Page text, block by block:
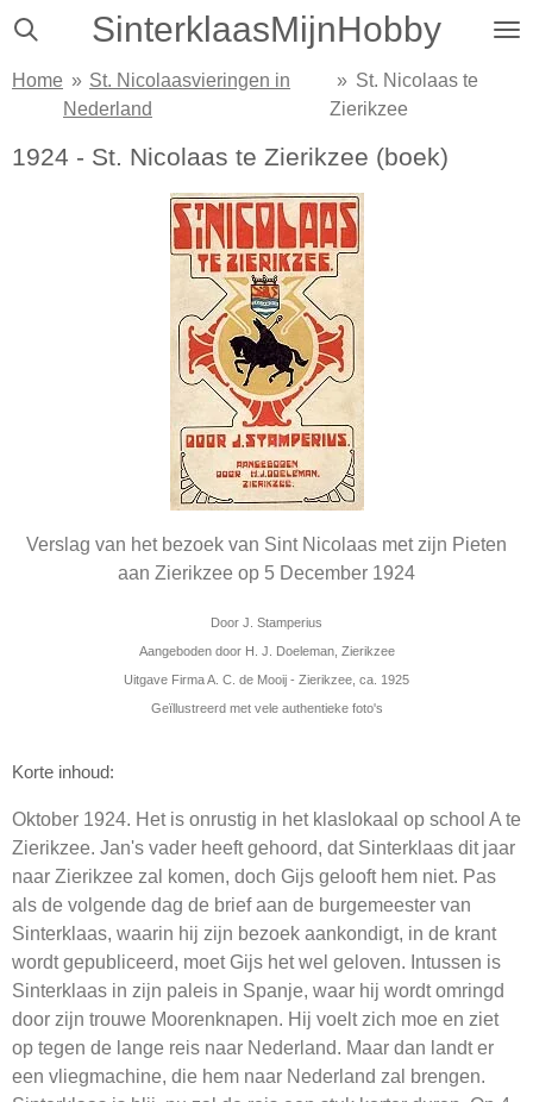
Ga
naar
SinterklaasMijnHobby
Home » St. Nicolaasvieringen in
Nederland
» St. Nicolaas te
Zierikzee
1924 - St. Nicolaas te Zierikzee (boek)
Verslag van het bezoek van Sint Nicolaas met zijn Pieten
aan Zierikzee op 5 December 1924
Door J. Stamperius
Aangeboden door H. J. Doeleman, Zierikzee
Uitgave Firma A. C. de Mooij - Zierikzee, ca. 1925
Geïllustreerd met vele authentieke foto's
Korte inhoud:
Oktober 1924. Het is onrustig in het klaslokaal op school A te
Zierikzee. Jan's vader heeft gehoord, dat Sinterklaas dit jaar
naar Zierikzee zal komen, doch Gijs gelooft hem niet. Pas
als de volgende dag de brief aan de burgemeester van
Sinterklaas, waarin hij zijn bezoek aankondigt, in de krant
wordt gepubliceerd, moet Gijs het wel geloven. Intussen is
Sinterklaas in zijn paleis in Spanje, waar hij wordt omringd
door zijn trouwe Moorenknapen. Hij voelt zich moe en ziet
op tegen de lange reis naar Nederland. Maar dan landt er
een vliegmachine, die hem naar Nederland zal brengen.